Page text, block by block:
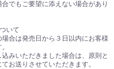
でもご要望に添えない場合があり
いて
合は発売日から３日以内にお客様
みいただきました場合は、原則と
お送りさせていただきます。